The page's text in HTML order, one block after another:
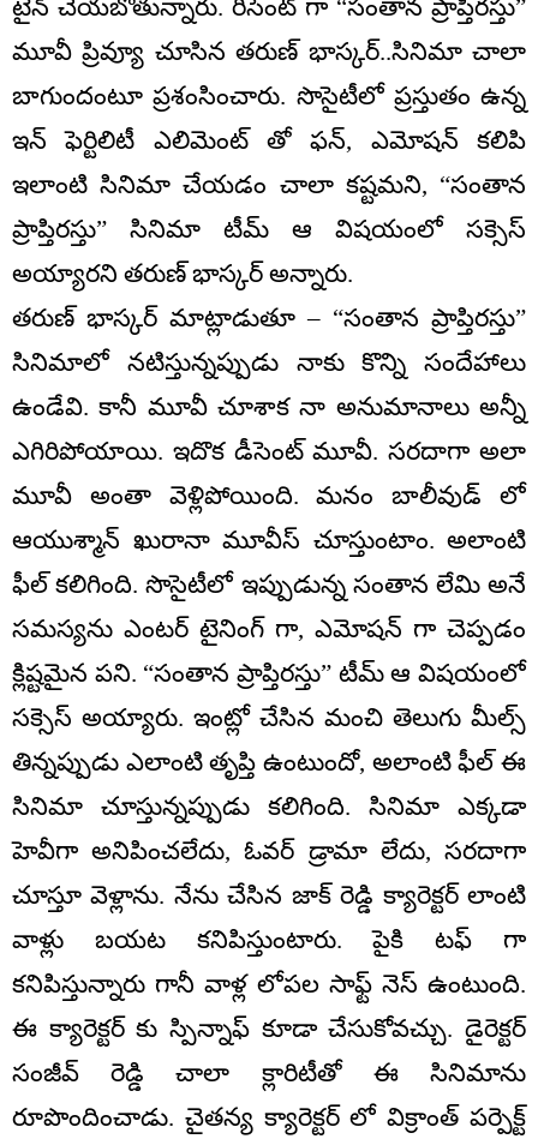
టైన్ చేయబోతున్నారు. రీసెంట్ గా “సంతాన ప్రాప్తిరస్తు”
మూవీ ప్రివ్యూ చూసిన తరుణ్ భాస్కర్..సినిమా చాలా
బాగుందంటూ ప్రశంసించారు. సొసైటీలో ప్రస్తుతం ఉన్న
ఇన్ ఫెర్టిలిటీ ఎలిమెంట్ తో ఫన్, ఎమోషన్ కలిపి
ఇలాంటి సినిమా చేయడం చాలా కష్టమని, “సంతాన
ప్రాప్తిరస్తు” సినిమా టీమ్ ఆ విషయంలో సక్సెస్
అయ్యారని తరుణ్ భాస్కర్ అన్నారు.
తరుణ్ భాస్కర్ మాట్లాడుతూ – “సంతాన ప్రాప్తిరస్తు”
సినిమాలో నటిస్తున్నప్పుడు నాకు కొన్ని సందేహాలు
ఉండేవి. కానీ మూవీ చూశాక నా అనుమానాలు అన్నీ
ఎగిరిపోయాయి. ఇదొక డీసెంట్ మూవీ. సరదాగా అలా
మూవీ అంతా వెళ్లిపోయింది. మనం బాలీవుడ్ లో
ఆయుశ్మాన్ ఖురానా మూవీస్ చూస్తుంటాం. అలాంటి
ఫీల్ కలిగింది. సొసైటీలో ఇప్పుడున్న సంతాన లేమి అనే
సమస్యను ఎంటర్ టైనింగ్ గా, ఎమోషన్ గా చెప్పడం
క్లిష్టమైన పని. “సంతాన ప్రాప్తిరస్తు” టీమ్ ఆ విషయంలో
సక్సెస్ అయ్యారు. ఇంట్లో చేసిన మంచి తెలుగు మీల్స్
తిన్నప్పుడు ఎలాంటి తృప్తి ఉంటుందో, అలాంటి ఫీల్ ఈ
సినిమా చూస్తున్నప్పుడు కలిగింది. సినిమా ఎక్కడా
హెవీగా అనిపించలేదు, ఓవర్ డ్రామా లేదు, సరదాగా
చూస్తూ వెళ్లాను. నేను చేసిన జాక్ రెడ్డి క్యారెక్టర్ లాంటి
వాళ్లు బయట కనిపిస్తుంటారు. పైకి టఫ్ గా
కనిపిస్తున్నారు గానీ వాళ్ల లోపల సాఫ్ట్ నెస్ ఉంటుంది.
ఈ క్యారెక్టర్ కు స్పిన్నాఫ్ కూడా చేసుకోవచ్చు. డైరెక్టర్
సంజీవ్ రెడ్డి చాలా క్లారిటీతో ఈ సినిమాను
రూపొందించాడు. చైతన్య క్యారెక్టర్ లో విక్రాంత్ పర్పెక్ట్